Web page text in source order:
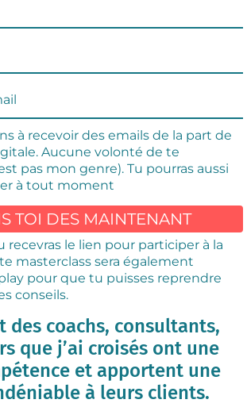
à recevoir des emails de la part de
Aucune volonté de te
pas mon genre). Tu pourras aussi
à tout moment
TOI DES MAINTENANT
recevras le lien pour participer à la
masterclass sera également
pour que tu puisses reprendre
conseils.
des coachs, consultants,
que j’ai croisés ont une
et apportent une
à leurs clients.